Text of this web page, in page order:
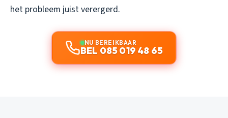
het probleem juist verergerd.
NU BEREIKBAAR
BEL 085 019 48 65